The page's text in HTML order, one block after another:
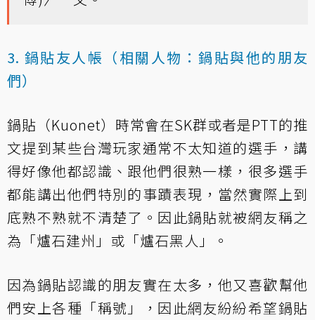
3. 鍋貼友人帳（相關人物：鍋貼與他的朋友
們）
鍋貼（Kuonet）時常會在SK群或者是PTT的推
文提到某些台灣玩家通常不太知道的選手，講
得好像他都認識、跟他們很熟一樣，很多選手
都能講出他們特別的事蹟表現，當然實際上到
底熟不熟就不清楚了。因此鍋貼就被網友稱之
為「爐石建州」或「爐石黑人」。
因為鍋貼認識的朋友實在太多，他又喜歡幫他
們安上各種「稱號」，因此網友紛紛希望鍋貼